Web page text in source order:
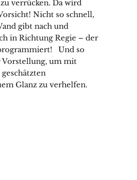
verrücken. Da wird
Nicht so schnell,
gibt nach und
in Richtung Regie – der
Und so
Vorstellung, um mit
Glanz zu verhelfen.